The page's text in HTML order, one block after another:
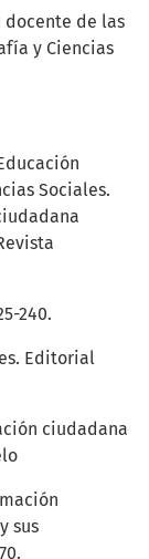
docente de las
y Ciencias
Sociales.
240.
Editorial
ciudadana
sus